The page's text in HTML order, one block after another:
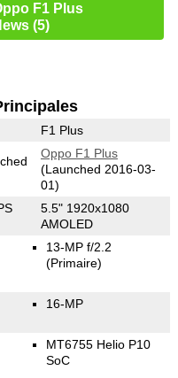
F1 Plus
(5)
F1 Plus
Oppo F1 Plus
(Launched 2016-03-
01)
5.5" 1920x1080
AMOLED
13-MP f/2.2
(Primaire)
16-MP
MT6755 Helio P10
SoC